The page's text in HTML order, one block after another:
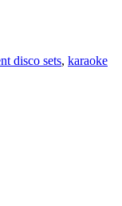
disco sets, karaoke